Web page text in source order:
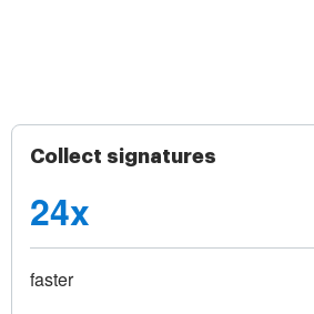
Collect signatures
24x
faster